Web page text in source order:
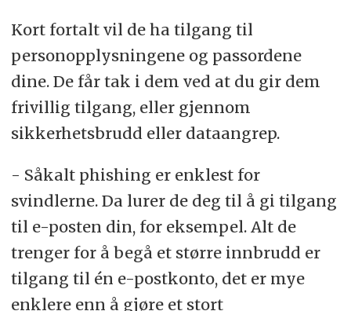
Kort fortalt vil de ha tilgang til
personopplysningene og passordene
dine. De får tak i dem ved at du gir dem
frivillig tilgang, eller gjennom
sikkerhetsbrudd eller dataangrep.
- Såkalt phishing er enklest for
svindlerne. Da lurer de deg til å gi tilgang
til e-posten din, for eksempel. Alt de
trenger for å begå et større innbrudd er
tilgang til én e-postkonto, det er mye
enklere enn å gjøre et stort